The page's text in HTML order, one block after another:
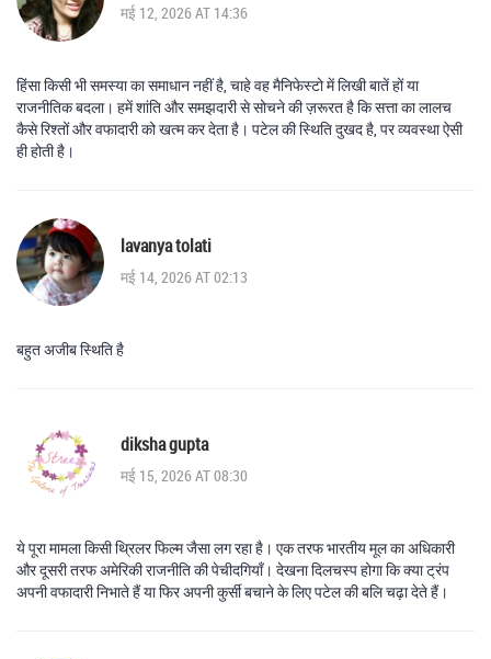
मई 12, 2026 AT 14:36
हिंसा किसी भी समस्या का समाधान नहीं है, चाहे वह मैनिफेस्टो में लिखी बातें हों या
राजनीतिक बदला। हमें शांति और समझदारी से सोचने की ज़रूरत है कि सत्ता का लालच
कैसे रिश्तों और वफादारी को खत्म कर देता है। पटेल की स्थिति दुखद है, पर व्यवस्था ऐसी
ही होती है।
lavanya tolati
मई 14, 2026 AT 02:13
बहुत अजीब स्थिति है
diksha gupta
मई 15, 2026 AT 08:30
ये पूरा मामला किसी थ्रिलर फिल्म जैसा लग रहा है। एक तरफ भारतीय मूल का अधिकारी
और दूसरी तरफ अमेरिकी राजनीति की पेचीदगियाँ। देखना दिलचस्प होगा कि क्या ट्रंप
अपनी वफादारी निभाते हैं या फिर अपनी कुर्सी बचाने के लिए पटेल की बलि चढ़ा देते हैं।